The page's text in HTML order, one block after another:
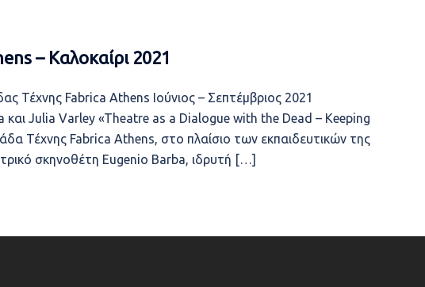
– Καλοκαίρι 2021
Fabrica Athens Ιούνιος – Σεπτέμβριος 2021
και Julia Varley «Theatre as a Dialogue with the Dead – Keeping
Τέχνης Fabrica Athens, στο πλαίσιο των εκπαιδευτικών της
σκηνοθέτη Eugenio Barba, ιδρυτή […]